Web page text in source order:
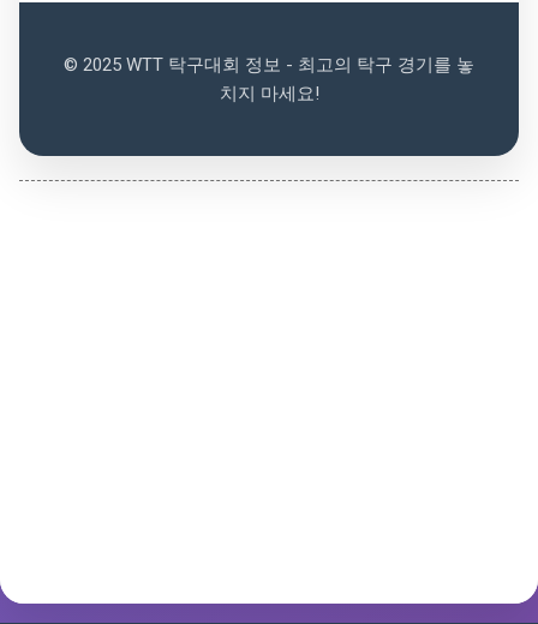
© 2025 WTT 탁구대회 정보 - 최고의 탁구 경기를 놓
치지 마세요!